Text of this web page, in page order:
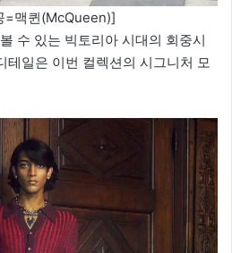
=맥퀸(McQueen)]
수 있는 빅토리아 시대의 회중시
테일은 이번 컬렉션의 시그니처 모